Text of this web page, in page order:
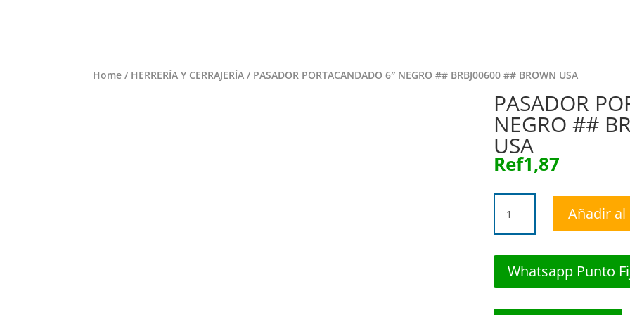
Home / HERRERÍA Y CERRAJERÍA / PASADOR PORTACANDADO 6″ NEGRO ## BRBJ00600 ## BROWN USA
PASADOR
NEGRO ##
USA
Ref1,87
PORTACANDADO
6"
Añadir
Whatsapp Punto